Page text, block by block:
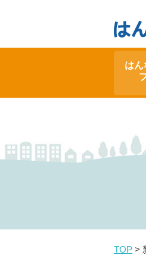
はん
TOP >